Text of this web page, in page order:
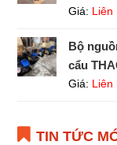
Giá: Liên
Bộ
cẩu
Giá: Liên
TIN TỨC